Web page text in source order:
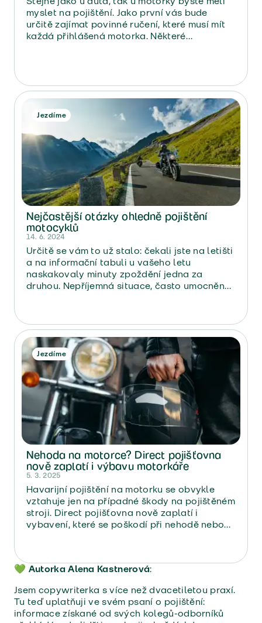
myslet na pojištění. Jako první vás bude
určitě zajímat povinné ručení, které musí mít
každá přihlášená motorka. Některé
klienti u nás mohou ukončit smlouvu kdykoliv
dohodou. Díky tomu si mohou pojištění
sjednat třeba na jaře a na podzim
vypovědět,“ radí Nela Maťašeje z Direct
pojišťovny. Výpověď kdykoliv přitom žádná
jiná pojišťovna na trhu nenabízí.
Jezdíme
Nejčastější otázky ohledně pojištění
motocyklů
14. 6. 2024
Určitě se vám to už stalo: čekali jste na letišti
a na informační tabuli u vašeho letu
naskakovaly minuty zpoždění jedna za
druhou. Nepříjemná situace, často umocněná
Jezdíme
Nehoda na motorce? Direct pojišťovna
nově zaplatí i výbavu motorkáře
5. 3. 2025
Havarijní pojištění na motorku se obvykle
vztahuje jen na případné škody na pojištěném
stroji. Direct pojišťovna nově zaplatí i
vybavení, které se poškodí při nehodě nebo
airbag a intercom.
💚 Autorka Alena Kastnerová:
Jsem copywriterka s více než dvacetiletou praxí.
Tu teď uplatňuji ve svém psaní o pojištění:
informace získané od svých kolegů-odborníků